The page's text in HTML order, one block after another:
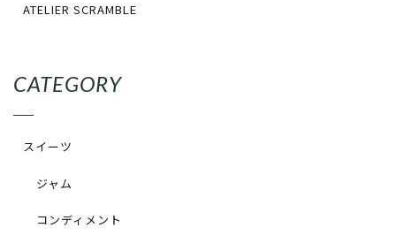
ATELIER SCRAMBLE
CATEGORY
スイーツ
ジャム
コンディメント